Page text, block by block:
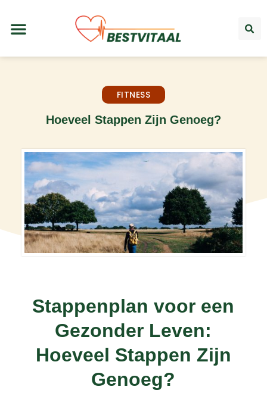
FITNESS
Hoeveel Stappen Zijn Genoeg?
Stappenplan voor een
Gezonder Leven:
Hoeveel Stappen Zijn
Genoeg?